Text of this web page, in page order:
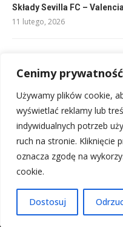
Cenimy
Używamy plików cookie,
wyświetlać reklamy lub
indywidualnych potrzeb
ruch na stronie. Kliknięcie
oznacza zgodę na
cookie.
Dostosuj
Składy Sevilla FC –
11 lutego, 2026
10 lutego, 2026
Składy: Bayern
10 lutego, 2026
Mapa